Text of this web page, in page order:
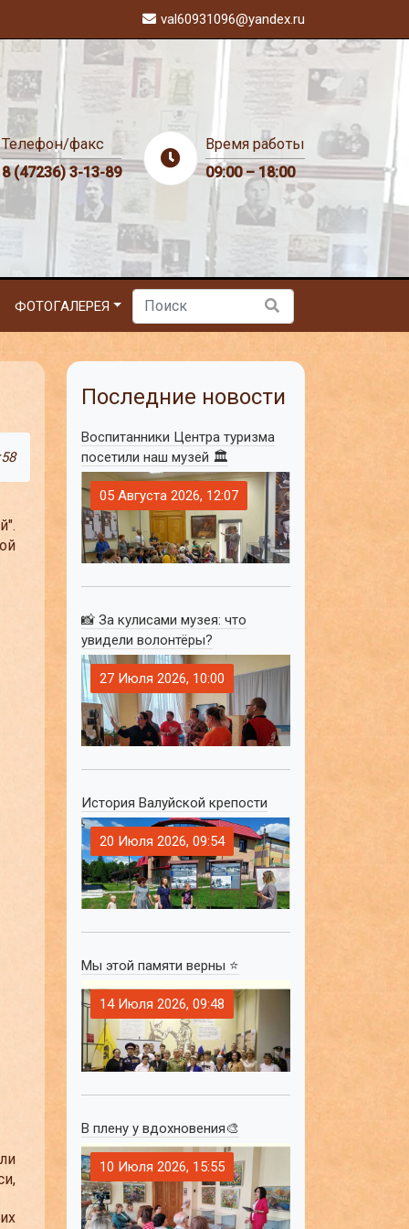
val60931096@yandex.ru
Телефон/факс
8 (47236) 3-13-89
Время работы
09:00 – 18:00
ФОТОГАЛЕРЕЯ
Последние новости
Воспитанники Центра туризма
посетили наш музей 🏛
05 Августа 2026, 12:07
📸 За кулисами музея: что
увидели волонтёры?
27 Июля 2026, 10:00
История Валуйской крепости
20 Июля 2026, 09:54
Мы этой памяти верны ⭐
14 Июля 2026, 09:48
В плену у вдохновения🎨
10 Июля 2026, 15:55